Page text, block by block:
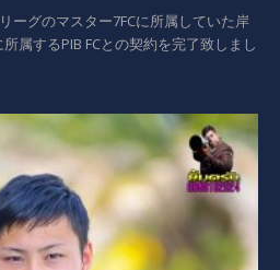
ーグのマスター7FCに所属していた岸
属するPIB FCとの契約を完了致しまし